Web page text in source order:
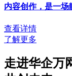
内容创作，是一场
查看详情
了解更多
走进华企万